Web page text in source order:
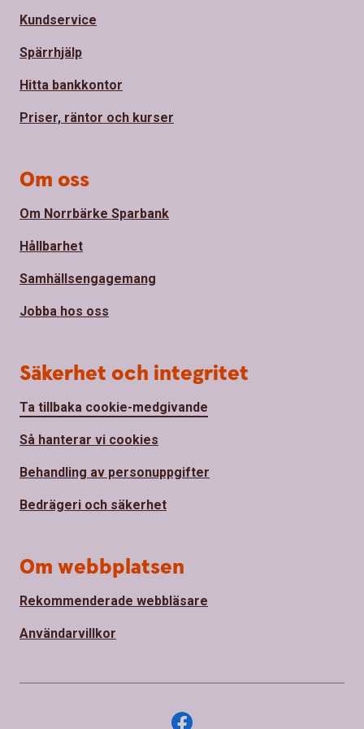
Kundservice
Spärrhjälp
Hitta bankkontor
Priser, räntor och kurser
Om oss
Om Norrbärke Sparbank
Hållbarhet
Samhällsengagemang
Jobba hos oss
Säkerhet och integritet
Ta tillbaka cookie-medgivande
Så hanterar vi cookies
Behandling av personuppgifter
Bedrägeri och säkerhet
Om webbplatsen
Rekommenderade webbläsare
Användarvillkor